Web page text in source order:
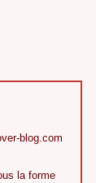
blog.com
la forme